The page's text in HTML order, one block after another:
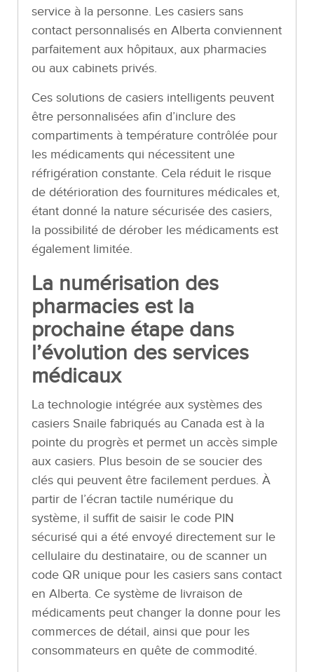
service à la personne. Les casiers sans
contact personnalisés en Alberta conviennent
parfaitement aux hôpitaux, aux pharmacies
ou aux cabinets privés.
Ces solutions de casiers intelligents peuvent
être personnalisées afin d’inclure des
compartiments à température contrôlée pour
les médicaments qui nécessitent une
réfrigération constante. Cela réduit le risque
de détérioration des fournitures médicales et,
étant donné la nature sécurisée des casiers,
la possibilité de dérober les médicaments est
également limitée.
La numérisation des
pharmacies est la
prochaine étape dans
l’évolution des services
médicaux
La technologie intégrée aux systèmes des
casiers Snaile fabriqués au Canada est à la
pointe du progrès et permet un accès simple
aux casiers. Plus besoin de se soucier des
clés qui peuvent être facilement perdues. À
partir de l’écran tactile numérique du
système, il suffit de saisir le code PIN
sécurisé qui a été envoyé directement sur le
cellulaire du destinataire, ou de scanner un
code QR unique pour les casiers sans contact
en Alberta. Ce système de livraison de
médicaments peut changer la donne pour les
commerces de détail, ainsi que pour les
consommateurs en quête de commodité.